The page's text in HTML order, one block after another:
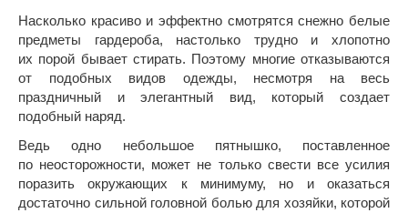
Насколько красиво и эффектно смотрятся снежно белые
предметы гардероба, настолько трудно и хлопотно
их порой бывает стирать. Поэтому многие отказываются
от подобных видов одежды, несмотря на весь
праздничный и элегантный вид, который создает
подобный наряд.
Ведь одно небольшое пятнышко, поставленное
по неосторожности, может не только свести все усилия
поразить окружающих к минимуму, но и оказаться
достаточно сильной головной болью для хозяйки, которой